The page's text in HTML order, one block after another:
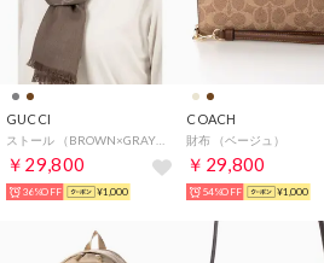
GUCCI
￥29,800
36%OFF ¥1,000
COACH
財布 （ベージュ）
￥29,800
54%OFF ¥1,000